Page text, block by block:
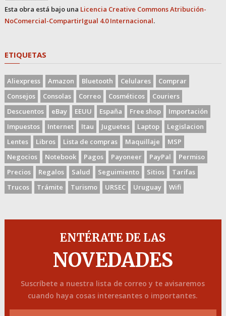
Esta obra está bajo una Licencia Creative Commons Atribución-
NoComercial-CompartirIgual 4.0 Internacional.
ETIQUETAS
Aliexpress Amazon Bluetooth Celulares
Comprar
Consejos
Consolas Correo Cosméticos
Couriers
Descuentos
eBay EEUU España Free shop
Importación
Impuestos
Internet Itau Juguetes Laptop
Legislacion
Lentes
Libros Lista de compras Maquillaje
MSP
Negocios
Notebook Pagos Payoneer PayPal
Permiso
Precios
Regalos Salud Seguimiento Sitios
Tarifas
Trucos
Trámite Turismo URSEC Uruguay Wifi
ENTÉRATE DE LAS
NOVEDADES
Suscríbete a nuestra lista de correo y te avisaremos
cuando haya cosas interesantes o importantes.